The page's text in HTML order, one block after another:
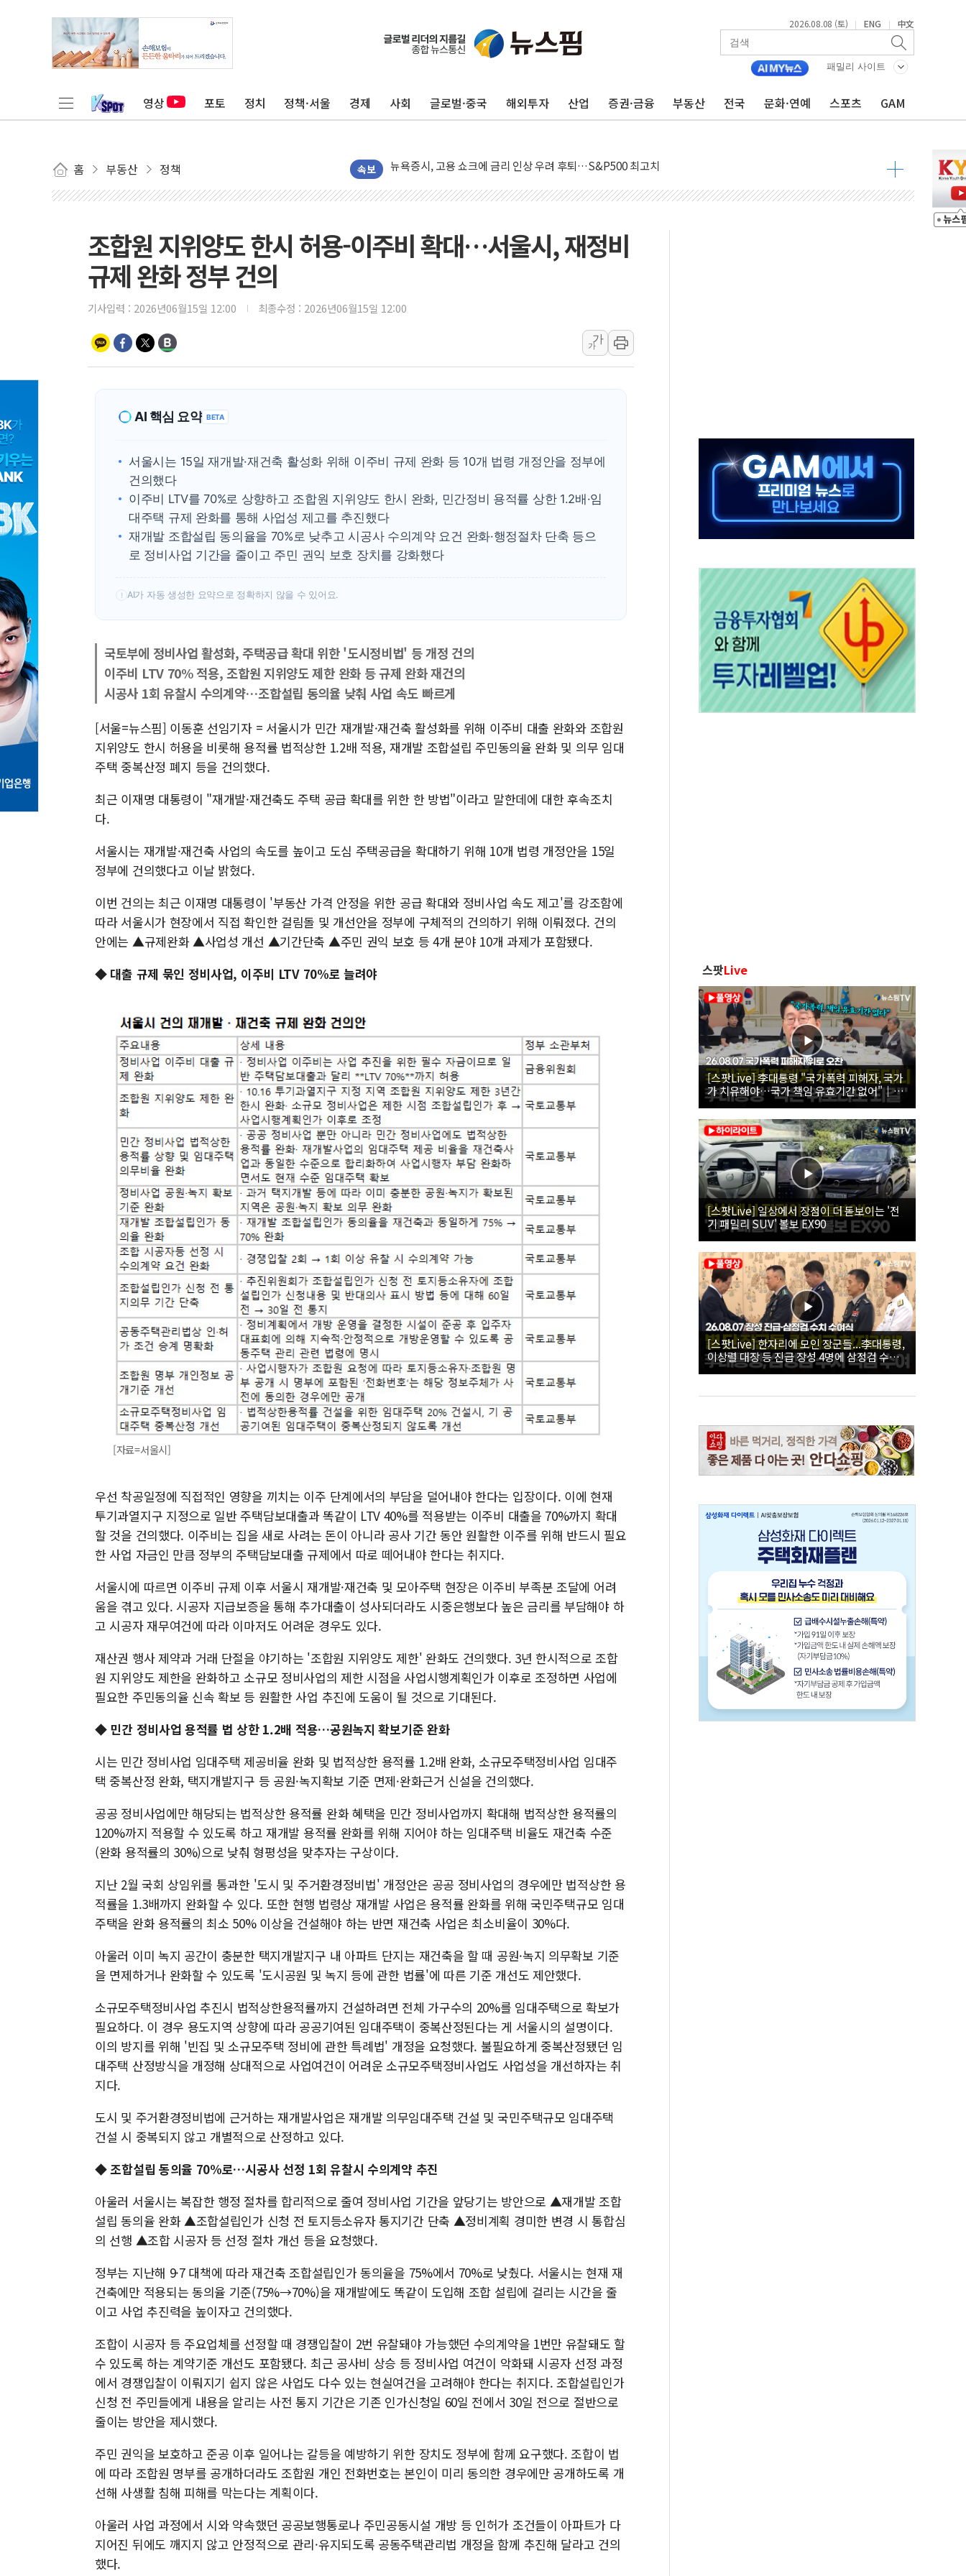
2026.08.08 (토) | ENG | 中文
패밀리 사이트
영상 포토 정치 정책·서울 경제 사회 글로벌·중국 해외투자 산업 증권·금융 부동산 전국 문화·연예 스포츠 GAM
홈 부동산 정책 속보
민주, 오늘 제주·인천 경선 결과 발표...'김민석 재역전 vs 정청래 격차 확대'
한상협, 업계 개인정보 보안 새판 짠다…'자율규제단체' 타진
트럼프, 쿡 연준 이사 해임 재추진…"26일까지 의혹 소명" 요구
유럽증시, 美 고용 예상 밖 부진에 연준 금리 인상 가능성 낮아지며 상승… STOXX 600 지수는 나흘 연속 최고치
[종합] 이슬람 수니파 3국, '공동방위협정' 체결… 이스라엘·이란 위협에 맞설 자체 억지력 강화
트럼프, 백신·자폐증 행정명령 검토…"이르면 다음 주"
[AI MY 뉴스] 뉴욕 반도체주 프리뷰...美 고용 쇼크에 반도체주 '활짝'
뉴욕증시 프리뷰, 美 고용 쇼크에 금리 인상 우려 후퇴…나스닥 선물 1%대 상승
트럼프 "금리 내려야"…파월 때와 달리 워시엔 톤 낮춰
특정 정치인 측근 포항시 정책특보 내정설...포항시 '시끌'
李 "해남 태양광, 대한민국 다음 100년 밑거름…수도권 집중 완화 전환점"
조합원 지위양도 한시 허용-이주비 확대…서울시, 재정비
규제 완화 정부 건의
기사입력 : 2026년06월15일 12:00 최종수정 : 2026년06월15일 12:00
가
가
AI 핵심 요약 BETA
서울시는 15일 재개발·재건축 활성화 위해 이주비 규제 완화 등 10개 법령 개정안을 정부에
건의했다
이주비 LTV를 70%로 상향하고 조합원 지위양도 한시 완화, 민간정비 용적률 상한 1.2배·임
대주택 규제 완화를 통해 사업성 제고를 추진했다
재개발 조합설립 동의율을 70%로 낮추고 시공사 수의계약 요건 완화·행정절차 단축 등으
로 정비사업 기간을 줄이고 주민 권익 보호 장치를 강화했다
! AI가 자동 생성한 요약으로 정확하지 않을 수 있어요.
국토부에 정비사업 활성화, 주택공급 확대 위한 '도시정비법' 등 개정 건의
이주비 LTV 70% 적용, 조합원 지위양도 제한 완화 등 규제 완화 재건의
시공사 1회 유찰시 수의계약…조합설립 동의율 낮춰 사업 속도 빠르게
[서울=뉴스핌] 이동훈 선임기자 = 서울시가 민간 재개발·재건축 활성화를 위해 이주비 대출 완화와 조합원
지위양도 한시 허용을 비롯해 용적률 법적상한 1.2배 적용, 재개발 조합설립 주민동의율 완화 및 의무 임대
주택 중복산정 폐지 등을 건의했다.
최근 이재명 대통령이 "재개발·재건축도 주택 공급 확대를 위한 한 방법"이라고 말한데에 대한 후속조치
다.
서울시는 재개발·재건축 사업의 속도를 높이고 도심 주택공급을 확대하기 위해 10개 법령 개정안을 15일
정부에 건의했다고 이날 밝혔다.
이번 건의는 최근 이재명 대통령이 '부동산 가격 안정을 위한 공급 확대와 정비사업 속도 제고'를 강조함에
따라 서울시가 현장에서 직접 확인한 걸림돌 및 개선안을 정부에 구체적의 건의하기 위해 이뤄졌다. 건의
안에는 ▲규제완화 ▲사업성 개선 ▲기간단축 ▲주민 권익 보호 등 4개 분야 10개 과제가 포함됐다.
◆ 대출 규제 묶인 정비사업, 이주비 LTV 70%로 늘려야
[자료=서울시]
우선 착공일정에 직접적인 영향을 끼치는 이주 단계에서의 부담을 덜어내야 한다는 입장이다. 이에 현재
투기과열지구 지정으로 일반 주택담보대출과 똑같이 LTV 40%를 적용받는 이주비 대출을 70%까지 확대
할 것을 건의했다. 이주비는 집을 새로 사려는 돈이 아니라 공사 기간 동안 원활한 이주를 위해 반드시 필요
한 사업 자금인 만큼 정부의 주택담보대출 규제에서 따로 떼어내야 한다는 취지다.
서울시에 따르면 이주비 규제 이후 서울시 재개발·재건축 및 모아주택 현장은 이주비 부족분 조달에 어려
움을 겪고 있다. 시공자 지급보증을 통해 추가대출이 성사되더라도 시중은행보다 높은 금리를 부담해야 하
고 시공자 재무여건에 따라 이마저도 어려운 경우도 있다.
재산권 행사 제약과 거래 단절을 야기하는 '조합원 지위양도 제한' 완화도 건의했다. 3년 한시적으로 조합
원 지위양도 제한을 완화하고 소규모 정비사업의 제한 시점을 사업시행계획인가 이후로 조정하면 사업에
필요한 주민동의율 신속 확보 등 원활한 사업 추진에 도움이 될 것으로 기대된다.
◆ 민간 정비사업 용적률 법 상한 1.2배 적용…공원녹지 확보기준 완화
시는 민간 정비사업 임대주택 제공비율 완화 및 법적상한 용적률 1.2배 완화, 소규모주택정비사업 임대주
택 중복산정 완화, 택지개발지구 등 공원·녹지확보 기준 면제·완화근거 신설을 건의했다.
공공 정비사업에만 해당되는 법적상한 용적률 완화 혜택을 민간 정비사업까지 확대해 법적상한 용적률의
120%까지 적용할 수 있도록 하고 재개발 용적률 완화를 위해 지어야 하는 임대주택 비율도 재건축 수준
(완화 용적률의 30%)으로 낮춰 형평성을 맞추자는 구상이다.
지난 2월 국회 상임위를 통과한 '도시 및 주거환경정비법' 개정안은 공공 정비사업의 경우에만 법적상한 용
적률을 1.3배까지 완화할 수 있다. 또한 현행 법령상 재개발 사업은 용적률 완화를 위해 국민주택규모 임대
주택을 완화 용적률의 최소 50% 이상을 건설해야 하는 반면 재건축 사업은 최소비율이 30%다.
아울러 이미 녹지 공간이 충분한 택지개발지구 내 아파트 단지는 재건축을 할 때 공원·녹지 의무확보 기준
을 면제하거나 완화할 수 있도록 '도시공원 및 녹지 등에 관한 법률'에 따른 기준 개선도 제안했다.
소규모주택정비사업 추진시 법적상한용적률까지 건설하려면 전체 가구수의 20%를 임대주택으로 확보가
필요하다. 이 경우 용도지역 상향에 따라 공공기여된 임대주택이 중복산정된다는 게 서울시의 설명이다.
이의 방지를 위해 '빈집 및 소규모주택 정비에 관한 특례법' 개정을 요청했다. 불필요하게 중복산정됐던 임
대주택 산정방식을 개정해 상대적으로 사업여건이 어려운 소규모주택정비사업도 사업성을 개선하자는 취
지다.
도시 및 주거환경정비법에 근거하는 재개발사업은 재개발 의무임대주택 건설 및 국민주택규모 임대주택
건설 시 중복되지 않고 개별적으로 산정하고 있다.
◆ 조합설립 동의율 70%로…시공사 선정 1회 유찰시 수의계약 추진
아울러 서울시는 복잡한 행정 절차를 합리적으로 줄여 정비사업 기간을 앞당기는 방안으로 ▲재개발 조합
설립 동의율 완화 ▲조합설립인가 신청 전 토지등소유자 통지기간 단축 ▲정비계획 경미한 변경 시 통합심
의 선행 ▲조합 시공자 등 선정 절차 개선 등을 요청했다.
정부는 지난해 9·7 대책에 따라 재건축 조합설립인가 동의율을 75%에서 70%로 낮췄다. 서울시는 현재 재
건축에만 적용되는 동의율 기준(75%→70%)을 재개발에도 똑같이 도입해 조합 설립에 걸리는 시간을 줄
이고 사업 추진력을 높이자고 건의했다.
조합이 시공자 등 주요업체를 선정할 때 경쟁입찰이 2번 유찰돼야 가능했던 수의계약을 1번만 유찰돼도 할
수 있도록 하는 계약기준 개선도 포함됐다. 최근 공사비 상승 등 정비사업 여건이 악화돼 시공자 선정 과정
에서 경쟁입찰이 이뤄지기 쉽지 않은 사업도 다수 있는 현실여건을 고려해야 한다는 취지다. 조합설립인가
신청 전 주민들에게 내용을 알리는 사전 통지 기간은 기존 인가신청일 60일 전에서 30일 전으로 절반으로
줄이는 방안을 제시했다.
주민 권익을 보호하고 준공 이후 일어나는 갈등을 예방하기 위한 장치도 정부에 함께 요구했다. 조합이 법
에 따라 조합원 명부를 공개하더라도 조합원 개인 전화번호는 본인이 미리 동의한 경우에만 공개하도록 개
선해 사생활 침해 피해를 막는다는 계획이다.
아울러 사업 과정에서 시와 약속했던 공공보행통로나 주민공동시설 개방 등 인허가 조건들이 아파트가 다
지어진 뒤에도 깨지지 않고 안정적으로 관리·유지되도록 공동주택관리법 개정을 함께 추진해 달라고 건의
했다.
스팟Live
[스팟Live] 李대통령 "국가폭력 피해자, 국가
가 치유해야…국가 책임 유효기간 없어"｜
26.08.07 국가폭력 피해자 위로 오찬
[스팟Live] 일상에서 장점이 더 돋보이는 '전
기 패밀리 SUV' 볼보 EX90
[스팟Live] 한자리에 모인 장군들...李대통령,
이상렬 대장 등 진급 장성 4명에 삼정검 수치
직접 수여｜26.08.07 장성 진급·삼정검 수치